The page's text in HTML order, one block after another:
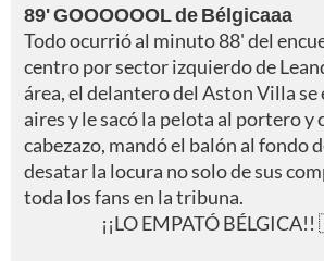
89' GOOOOOOL de Bélgicaaa
Todo ocurrió al minuto 88' del
centro por sector izquierdo de
área, el delantero del Aston Villa se
aires y le sacó la pelota al portero y
cabezazo, mandó el balón al fondo
desatar la locura no solo de sus
toda los fans en la tribuna.
¡¡LO EMPATÓ